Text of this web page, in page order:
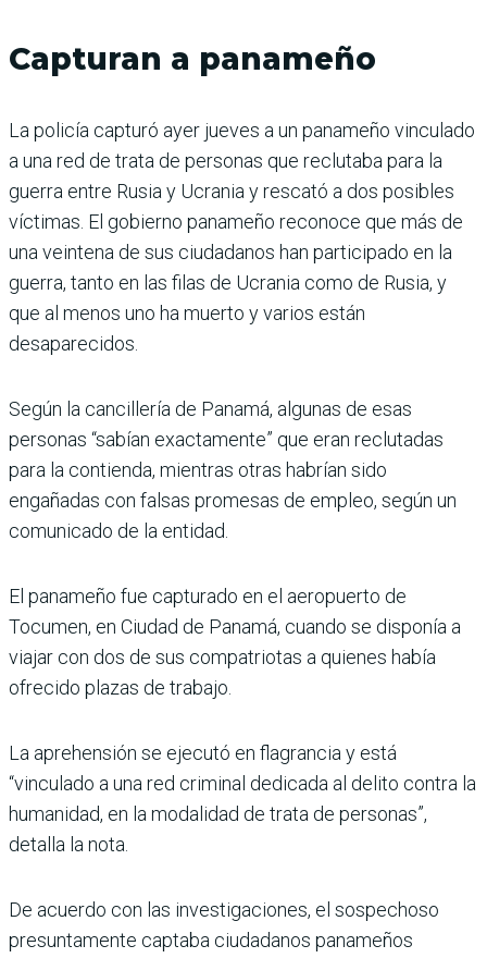
Capturan a panameño
La policía capturó ayer jueves a un panameño vinculado
a una red de trata de personas que reclutaba para la
guerra entre Rusia y Ucrania y rescató a dos posibles
víctimas. El gobierno panameño reconoce que más de
una veintena de sus ciudadanos han participado en la
guerra, tanto en las filas de Ucrania como de Rusia, y
que al menos uno ha muerto y varios están
desaparecidos.
Según la cancillería de Panamá, algunas de esas
personas “sabían exactamente” que eran reclutadas
para la contienda, mientras otras habrían sido
engañadas con falsas promesas de empleo, según un
comunicado de la entidad.
El panameño fue capturado en el aeropuerto de
Tocumen, en Ciudad de Panamá, cuando se disponía a
viajar con dos de sus compatriotas a quienes había
ofrecido plazas de trabajo.
La aprehensión se ejecutó en flagrancia y está
“vinculado a una red criminal dedicada al delito contra la
humanidad, en la modalidad de trata de personas”,
detalla la nota.
De acuerdo con las investigaciones, el sospechoso
presuntamente captaba ciudadanos panameños